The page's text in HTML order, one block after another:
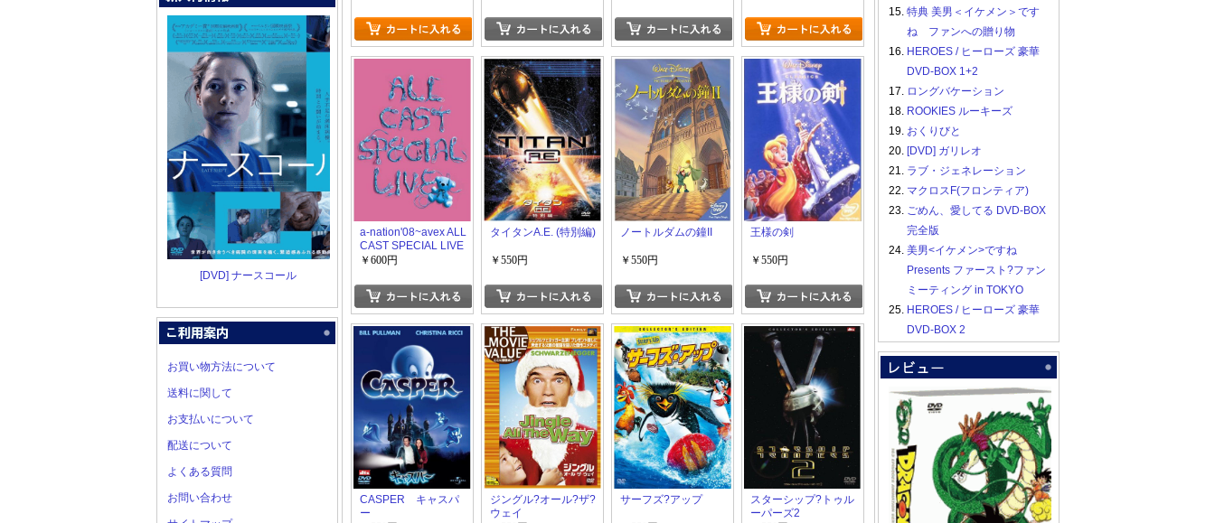
[DVD] ナースコール
お買い物方法について
送料に関して
お支払いについて
配送について
よくある質問
お問い合わせ
a-nation'08~avex ALL
CAST SPECIAL LIVE
~￥600円
タイタンA.E. (特別編)
￥550円
ノートルダムの鐘II
￥550円
王様の剣
￥550円
CASPER キャスパ
ー
ジングル?オール?ザ?
ウェイ
サーフズ?アップ
スターシップ?トゥル
ーパーズ2
15. 特典 美男＜イケメン＞です
ね ファンへの贈り物
16. HEROES / ヒーローズ 豪華
DVD-BOX 1+2
17. ロングバケーション
18. ROOKIES ルーキーズ
19. おくりびと
20. [DVD] ガリレオ
21. ラブ・ジェネレーション
22. マクロスF(フロンティア)
23. ごめん、愛してる DVD-BOX
完全版
24. 美男<イケメン>ですね
Presents ファースト?ファン
ミーティング in TOKYO
25. HEROES / ヒーローズ 豪華
DVD-BOX 2